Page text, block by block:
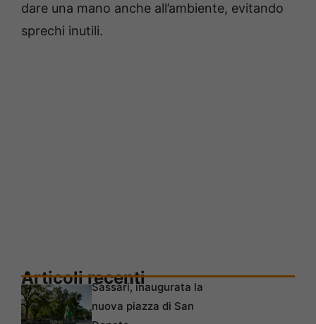
dare una mano anche all’ambiente, evitando
sprechi inutili.
Articoli recentiSassari, inaugurata la
nuova piazza di San